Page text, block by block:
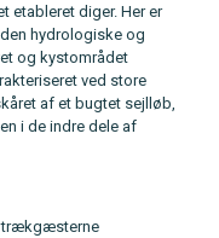
etableret diger. Her er
hydrologiske og
og kystområdet
ved store
af et bugtet sejlløb,
i de indre dele af
trækgæsterne